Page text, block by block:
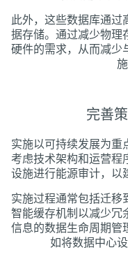
此外，这些数据库通
据存储。通过减少物理
硬件的需求，从而减少
完善
实施以可持续发展为
考虑技术架构和运营程
设施进行能源审计，以
实施过程通常包括迁
智能缓存机制以减少冗
信息的数据生命周期管
如将数据中心